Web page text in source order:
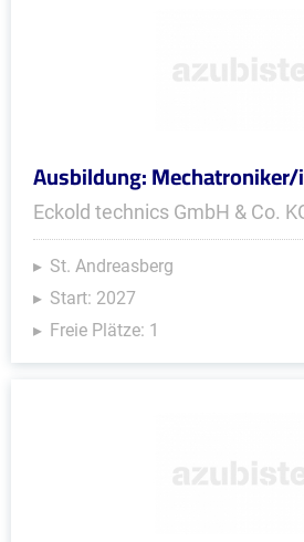
Ausbildung:
Eckold technics GmbH & Co.
St. Andreasberg
Start: 2027
Freie Plätze: 1